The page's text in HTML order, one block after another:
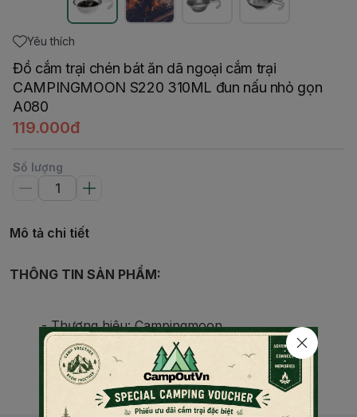
Yêu thích
Đồ cắm trại chén bát ăn dã ngoại cắm trại
CAMPINGMOON S220 310ML đun nấu nhỏ gọn
A080
119.000đ
Số lượng
Mô tả chi tiết
THÔNG TIN SẢN PHẨM:
- Thương hiệu: Campingmoon
- Chất liệu: SUS304 thép không gỉ
- Kích thước: Đường kính đáy 75mm, Đường kính
miệng chén 122mm, Chiều cao 45mm.
Đọc thêm nội dung